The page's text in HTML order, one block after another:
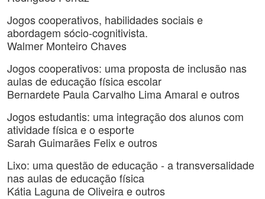
Jogos cooperativos, habilidades sociais e
abordagem sócio-cognitivista.
Walmer Monteiro Chaves
Jogos cooperativos: uma proposta de inclusão nas
aulas de educação física escolar
Bernardete Paula Carvalho Lima Amaral e outros
Jogos estudantis: uma integração dos alunos com
atividade física e o esporte
Sarah Guimarães Felix e outros
Lixo: uma questão de educação - a transversalidade
nas aulas de educação física
Kátia Laguna de Oliveira e outros